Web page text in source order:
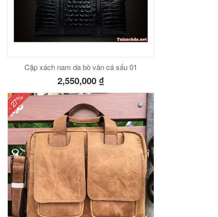
Cặp xách nam da bò vân cá sấu 01
2,550,000 ₫
- 27%